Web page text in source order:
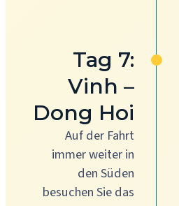
Tag 7:
Vinh –
Dong Hoi
Auf der Fahrt
immer weiter in
den Süden
besuchen Sie das